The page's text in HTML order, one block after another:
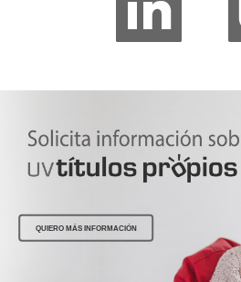
QUIERO MÁS INFORMACIÓN